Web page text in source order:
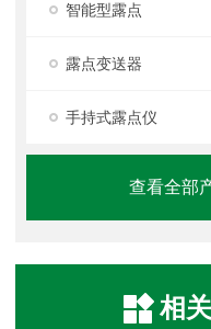
智能型露点
露点变送器
手持式露点仪
查看全部
相